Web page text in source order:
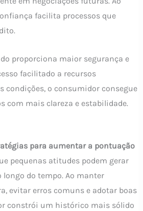
facilita processos que
proporciona maior segurança e
facilitado a recursos
condições, o consumidor consegue
com mais clareza e estabilidade.
para aumentar a pontuação
pequenas atitudes podem gerar
longo do tempo. Ao manter
evitar erros comuns e adotar boas
constrói um histórico mais sólido